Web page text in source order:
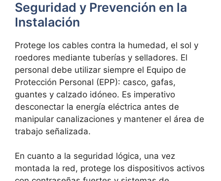
Seguridad y Prevención en la
Instalación
Protege los cables contra la humedad, el sol y
roedores mediante tuberías y selladores. El
personal debe utilizar siempre el Equipo de
Protección Personal (EPP): casco, gafas,
guantes y calzado idóneo. Es imperativo
desconectar la energía eléctrica antes de
manipular canalizaciones y mantener el área de
trabajo señalizada.
En cuanto a la seguridad lógica, una vez
montada la red, protege los dispositivos activos